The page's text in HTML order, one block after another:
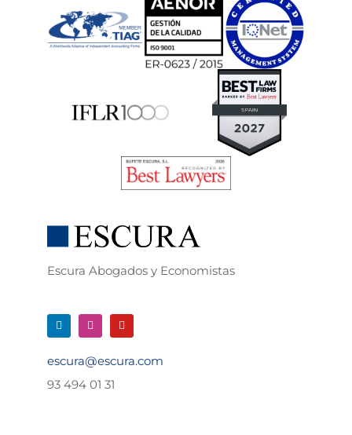
Escura Abogados y Economistas
escura@escura.com
93 494 01 31